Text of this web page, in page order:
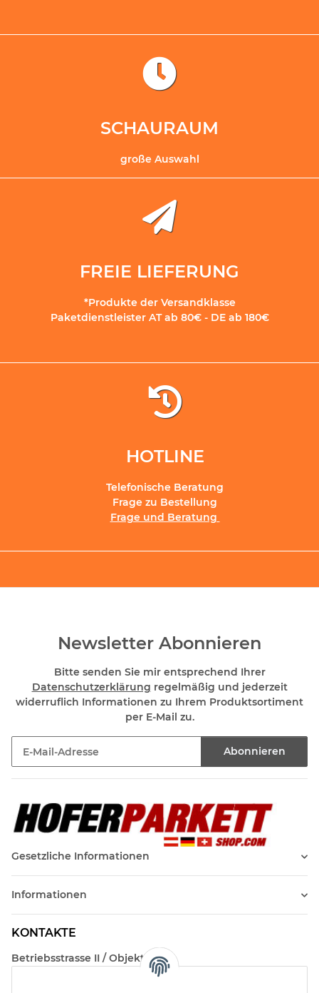
SCHAURAUM
große Auswahl
FREIE LIEFERUNG
*Produkte der Versandklasse
Paketdienstleister AT ab 80€ - DE ab 180€
HOTLINE
Telefonische Beratung
Frage zu Bestellung
Frage und Beratung
Newsletter Abonnieren
Bitte senden Sie mir entsprechend Ihrer
Datenschutzerklärung regelmäßig und jederzeit
widerruflich Informationen zu Ihrem Produktsortiment
per E-Mail zu.
Abonnieren
Gesetzliche Informationen
Informationen
KONTAKTE
Betriebsstrasse II / Objekt 17